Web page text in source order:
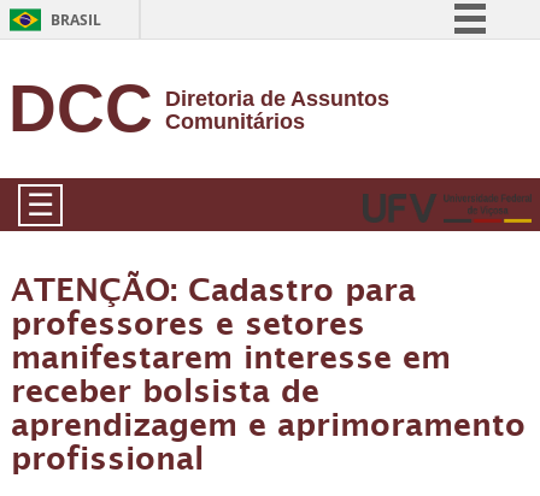
BRASIL
Comunica BR
Acesso à informação
Legislação
DCC
Diretoria de Assuntos
Comunitários
☰
ATENÇÃO: Cadastro para
professores e setores
manifestarem interesse em
receber bolsista de
aprendizagem e aprimoramento
profissional